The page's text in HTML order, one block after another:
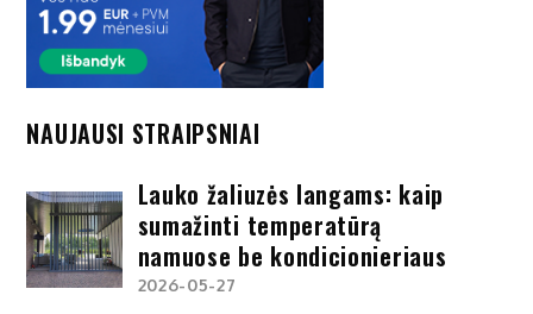
NAUJAUSI STRAIPSNIAI
Lauko žaliuzės langams: kaip
sumažinti temperatūrą
namuose be kondicionieriaus
2026-05-27